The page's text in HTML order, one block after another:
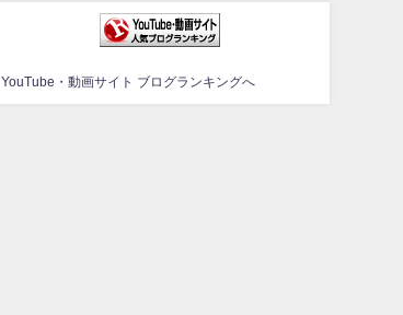
YouTube・動画サイト ブログランキングへ